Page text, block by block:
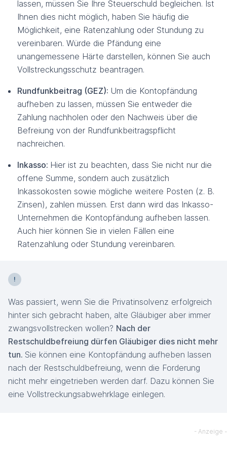
lassen, müssen Sie Ihre Steuerschuld begleichen. Ist
Ihnen dies nicht möglich, haben Sie häufig die
Möglichkeit, eine Ratenzahlung oder Stundung zu
vereinbaren. Würde die Pfändung eine
unangemessene Härte darstellen, können Sie auch
Vollstreckungsschutz beantragen.
Rundfunkbeitrag (GEZ): Um die Kontopfändung
aufheben zu lassen, müssen Sie entweder die
Zahlung nachholen oder den Nachweis über die
Befreiung von der Rundfunkbeitragspflicht
nachreichen.
Inkasso: Hier ist zu beachten, dass Sie nicht nur die
offene Summe, sondern auch zusätzlich
Inkassokosten sowie mögliche weitere Posten (z. B.
Zinsen), zahlen müssen. Erst dann wird das Inkasso-
Unternehmen die Kontopfändung aufheben lassen.
Auch hier können Sie in vielen Fällen eine
Ratenzahlung oder Stundung vereinbaren.
Was passiert, wenn Sie die Privatinsolvenz erfolgreich
hinter sich gebracht haben, alte Gläubiger aber immer
zwangsvollstrecken wollen? Nach der
Restschuldbefreiung dürfen Gläubiger dies nicht mehr
tun. Sie können eine Kontopfändung aufheben lassen
nach der Restschuldbefreiung, wenn die Forderung
nicht mehr eingetrieben werden darf. Dazu können Sie
eine Vollstreckungsabwehrklage einlegen.